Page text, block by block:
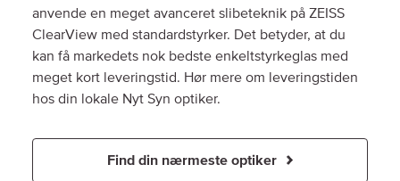
anvende en meget avanceret slibeteknik på ZEISS
ClearView med standardstyrker. Det betyder, at du
kan få markedets nok bedste enkeltstyrkeglas med
meget kort leveringstid. Hør mere om leveringstiden
hos din lokale Nyt Syn optiker.
Find din nærmeste optiker